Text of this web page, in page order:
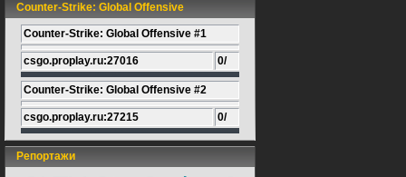
Counter-Strike: Global Offensive
Counter-Strike: Global Offensive #1
csgo.proplay.ru:27016 0/
Counter-Strike: Global Offensive #2
csgo.proplay.ru:27215 0/
Репортажи